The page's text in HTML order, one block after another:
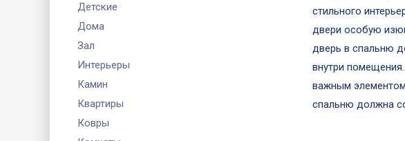
Детские
Дома
Зал
Интерьеры
Камин
Квартиры
Ковры
стильного
двери особую
дверь в спальню
внутри
важным элементом
спальню должна